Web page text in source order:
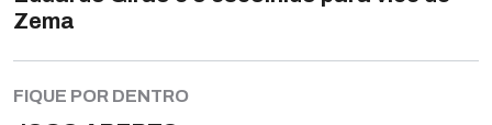
Zema
FIQUE POR DENTRO